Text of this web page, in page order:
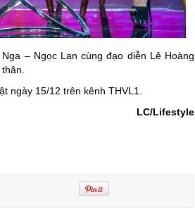
– Ngọc Lan cùng đạo diễn Lê Hoàng
ngày 15/12 trên kênh THVL1.
LC/Lifestyle